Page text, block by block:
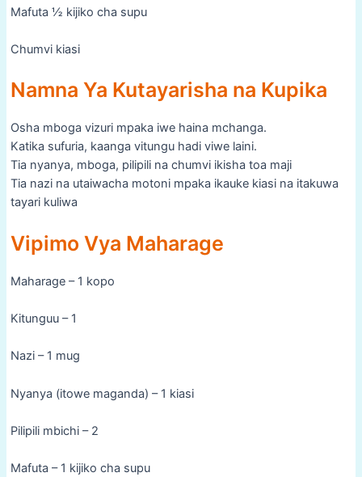
Mafuta ½ kijiko cha supu
Chumvi kiasi
Namna Ya Kutayarisha na Kupika
Osha mboga vizuri mpaka iwe haina mchanga.
Katika sufuria, kaanga vitungu hadi viwe laini.
Tia nyanya, mboga, pilipili na chumvi ikisha toa maji
Tia nazi na utaiwacha motoni mpaka ikauke kiasi na itakuwa
tayari kuliwa
Vipimo Vya Maharage
Maharage – 1 kopo
Kitunguu – 1
Nazi – 1 mug
Nyanya (itowe maganda) – 1 kiasi
Pilipili mbichi – 2
Mafuta – 1 kijiko cha supu